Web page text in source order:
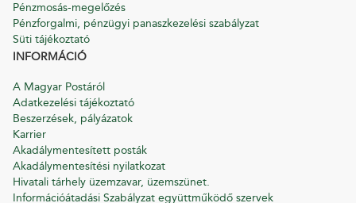
Pénzmosás-megelőzés
Pénzforgalmi, pénzügyi panaszkezelési szabályzat
Süti tájékoztató
INFORMÁCIÓ
A Magyar Postáról
Adatkezelési tájékoztató
Beszerzések, pályázatok
Karrier
Akadálymentesített posták
Akadálymentesítési nyilatkozat
Hivatali tárhely üzemzavar, üzemszünet.
Információátadási Szabályzat együttműködő szervek